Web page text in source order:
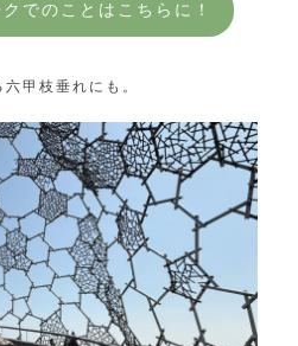
でのことはこちらに！
甲枝垂れにも。